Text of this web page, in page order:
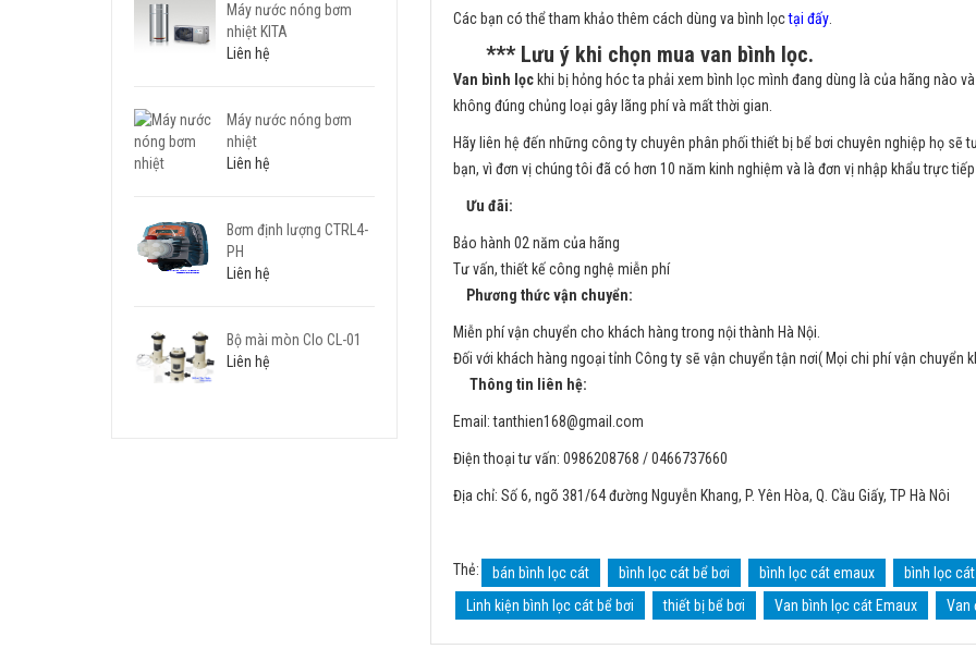
Các bạn có thể tham khảo thêm cách dùng va bình lọctại đấy.
*** Lưu ý khi chọn mua van bình lọc.
Van bình lọckhi bị hỏng hóc ta phải xem bình lọc mình đang dùng là của hãng nào
không đúng chủng loại gây lãng phí và mất thời gian.
Hãy liên hệ đến những công ty chuyên phân phối thiết bị bể bơi chuyên nghiệp họ sẽ
bạn, vì đơn vị chúng tôi đã có hơn 10 năm kinh nghiệm và là đơn vị nhập khẩu trực
Ưu đãi:
Bảo hành 02 năm của hãng
Tư vấn, thiết kế công nghệ miễn phí
Phương thức vận chuyển:
Miễn phí vận chuyển cho khách hàng trong nội thành Hà Nội.
Đối với khách hàng ngoại tỉnh Công ty sẽ vận chuyển tận nơi( Mọi chi phí vận chuyển
Thông tin liên hệ:
Email:tanthien168@gmail.com
Điện thoại tư vấn: 0986208768 / 0466737660
Địa chỉ: Số 6, ngõ 381/64 đường Nguyễn Khang, P. Yên Hòa, Q. Cầu Giấy, TP Hà Nôi
Thẻ: bán bình lọc cát bình lọc cát bể bơi bình lọc cát emaux
bình lọc
Linh kiện bình lọc cát bể bơi
thiết bị bể bơi Van bình lọc cát Emaux Van
Máy nước nóng bơm
nhiệt KITA
Liên hệ
Máy nước nóng bơm
nhiệt
Liên hệ
Bơm định lượng CTRL4-
PH
Liên hệ
Bộ mài mòn Clo CL-01
Liên hệ